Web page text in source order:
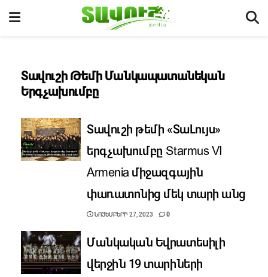
Տավուշի Թեմի Մանկապատանեկան
Երգչախումբը
Տավուշի թեմի «ՏաԼույս»
երգչախումբը Starmus VI
Armenia միջազգային
փառատոնից մեկ տարի անց
ՆՈՅԵՄԲԵՐԻ 27, 2023 0
Մանկական Եվրատեսիլի
վերջին 19 տարիների